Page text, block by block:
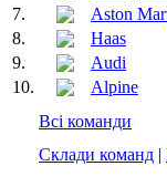
7.
Aston
8.
Haas
9.
Audi
10.
Alpine
Всі команди
Склади команд |